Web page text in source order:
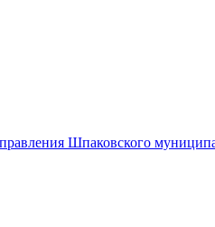
Шпаковского